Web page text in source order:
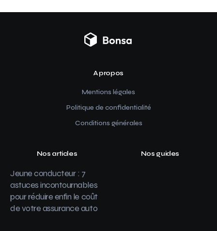
A propos
Mentions légales
Politique de confidentialité
Conditions générales
Nos articles
Jeune conducteur : 7
astuces incontournables
pour réduire enfin le coût
de votre assurance auto
Nos guides